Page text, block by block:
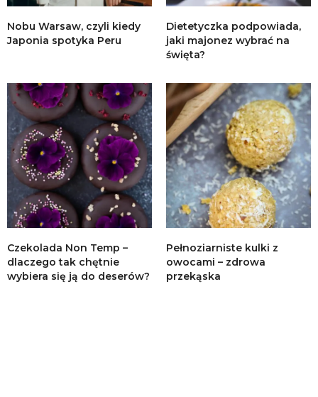
Nobu Warsaw, czyli kiedy
Japonia spotyka Peru
Dietetyczka podpowiada,
jaki majonez wybrać na
święta?
Czekolada Non Temp –
dlaczego tak chętnie
wybiera się ją do deserów?
Pełnoziarniste kulki z
owocami – zdrowa
przekąska